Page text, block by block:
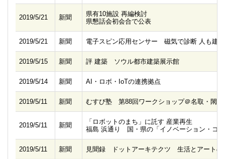
2019/5/21 新聞
県有10施設 再編検討
県懇話会初会合で公表
2019/5/21 新聞 電子スピン応用センサー 磁気で診断 人も建
2019/5/15 新聞 評 建築 ソウル都市建築展示館
2019/5/14 新聞 AI・ロボ・IoTの連携拠点
2019/5/11 新聞 むすび塾 第88回ワークショップ＠名取・閖上
2019/5/11 新聞
「ロボットのまち」に託す 産業再生
福島 浜通り 国・県の「イノベーション・コ
2019/5/11 新聞 見聞録 ドットアーキテクツ 生活とアートの